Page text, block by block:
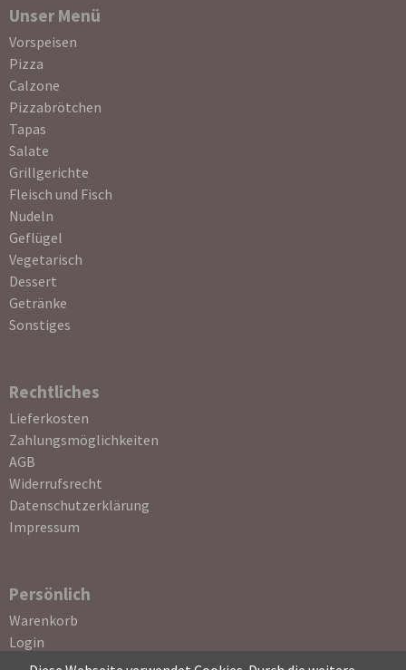
Unser Menü
Navigation
überspringen
Vorspeisen
Pizza
Calzone
Pizzabrötchen
Tapas
Salate
Grillgerichte
Fleisch und Fisch
Nudeln
Geflügel
Vegetarisch
Dessert
Getränke
Sonstiges
Rechtliches
Navigation
überspringen
Lieferkosten
Zahlungsmöglichkeiten
AGB
Widerrufsrecht
Datenschutzerklärung
Impressum
Persönlich
Navigation
überspringen
Warenkorb
Login
Registrierung